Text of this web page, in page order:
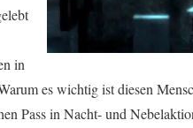
in
es wichtig ist diesen
Pass in Nacht- und